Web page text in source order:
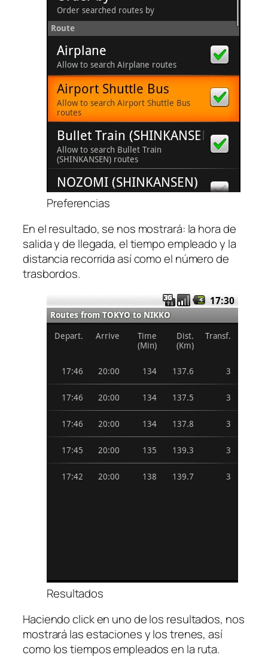
Preferencias
En el resultado, se nos mostrará: la hora de
salida y de llegada, el tiempo empleado y la
distancia recorrida así como el número de
trasbordos.
Resultados
Haciendo click en uno de los resultados, nos
mostrará las estaciones y los trenes, así
como los tiempos empleados en la ruta.